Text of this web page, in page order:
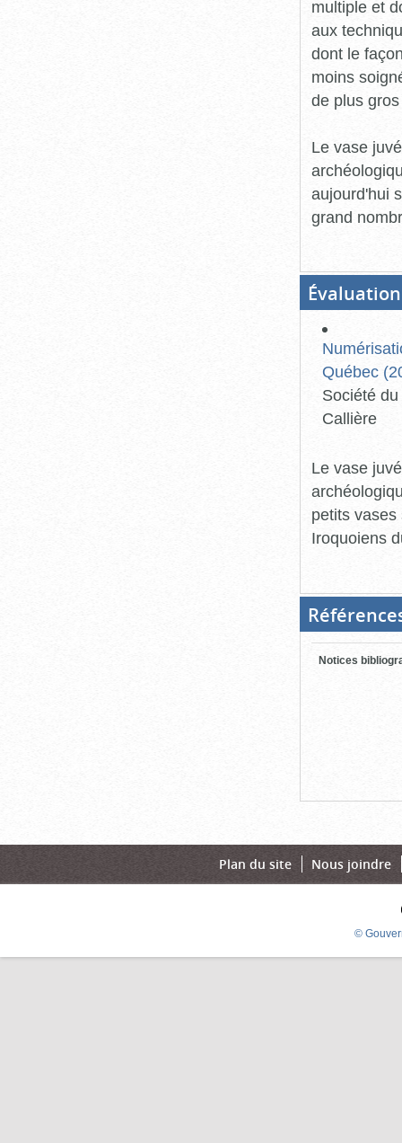
multiple et
aux
dont le
moins
de plus
Le vase
aujourd'hui
grand
Québec
Société
Callière
Le vase
petits
Iroquoiens
Notices
Plan du site Nous joindre
©